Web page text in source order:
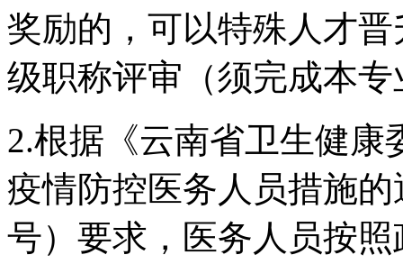
奖励的，可以特殊人才
级职称评审（须完成本
2.根据《云南省卫生健
疫情防控医务人员措施
号）要求，医务人员按